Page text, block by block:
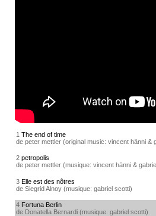
1 The end of time
de peter mettler (original music: vincent hänni &
2 petropolis
de peter mettler (musique: vincent hänni &
3 Elle est des nôtres
de Siegrid Alnoy (musique: gabriel scotti)
4 Fortuna Berlin
de Donatella Bernardi (musique: gabriel scotti)